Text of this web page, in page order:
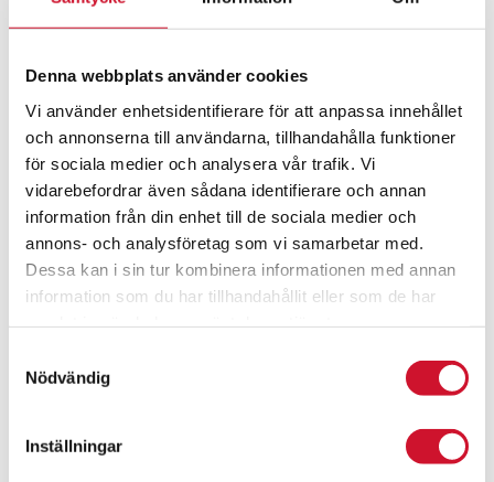
Denna webbplats använder cookies
Vi använder enhetsidentifierare för att anpassa innehållet
och annonserna till användarna, tillhandahålla funktioner
för sociala medier och analysera vår trafik. Vi
vidarebefordrar även sådana identifierare och annan
information från din enhet till de sociala medier och
annons- och analysföretag som vi samarbetar med.
Dessa kan i sin tur kombinera informationen med annan
information som du har tillhandahållit eller som de har
Nödvändig
Inställningar